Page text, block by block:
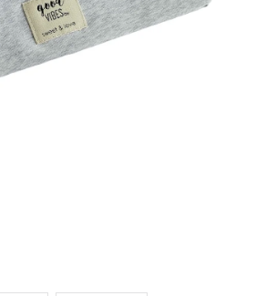
podmienky
údajov a poučenie o cookies